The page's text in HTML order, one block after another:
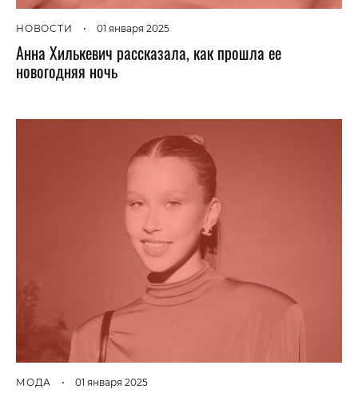
НОВОСТИ • 01 января 2025
Анна Хилькевич рассказала, как прошла ее
новогодняя ночь
МОДА • 01 января 2025